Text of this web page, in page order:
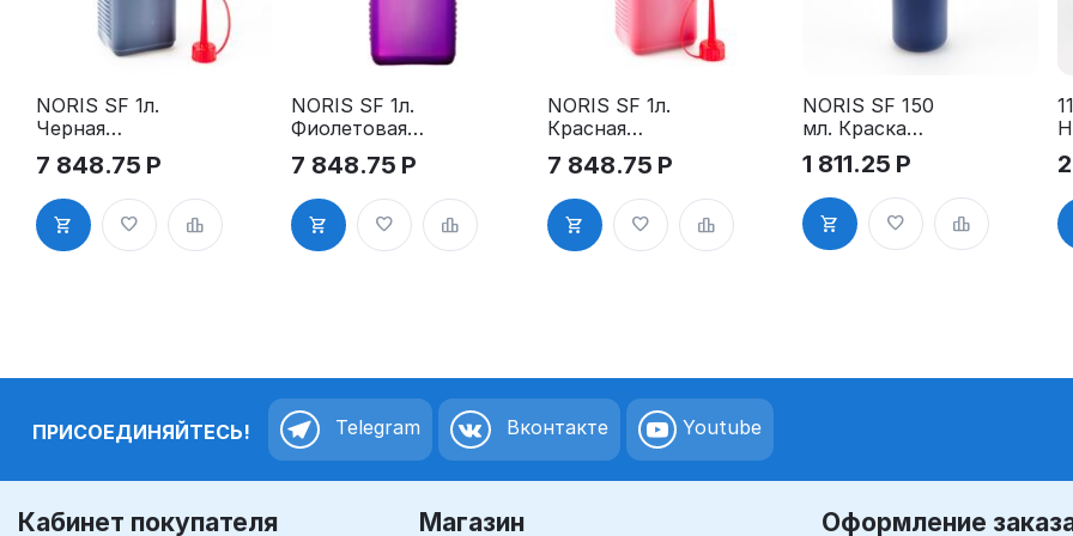
NORIS SF 1л.
Черная
краска для
первичной
заправки
7 848.75 Р
NORIS SF 1л.
Фиолетовая
краска для
первичной
заправки
7 848.75 Р
NORIS SF 1л.
Красная
краска для
первичной
заправки
7 848.75 Р
NORIS SF 150
мл. Краска
для
первичной
заправки
1 811.25 Р
ПРИСОЕДИНЯЙТЕСЬ! Telegram Вконтакте Youtube
Кабинет покупателя Магазин Оформление